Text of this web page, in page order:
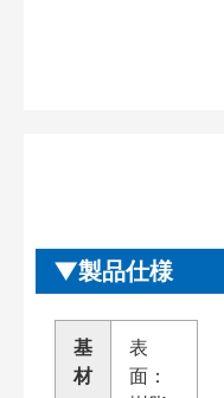
製品仕様
基
材
表
面：